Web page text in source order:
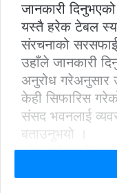
जानकारी
यस्तै हरेक टेबल
संरचनाको
उहाँले जानकारी
अनुरोध गरेअनुसार
केही सिफारिस
संसद भवनलाई
बताउनुभयो ।
हरेक सांसदको
दिइने, त्यसको